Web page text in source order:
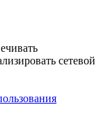
сетевой